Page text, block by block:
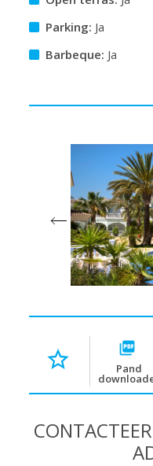
Parking: Ja
Barbeque: Ja
Pand